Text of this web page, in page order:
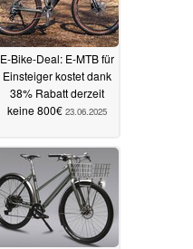
E-Bike-Deal: E-MTB für
Einsteiger kostet dank
38% Rabatt derzeit
keine 800€ 23.06.2025